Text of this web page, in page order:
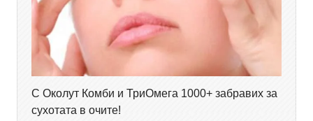
С Околут Комби и ТриОмега 1000+ забравих за
сухотата в очите!